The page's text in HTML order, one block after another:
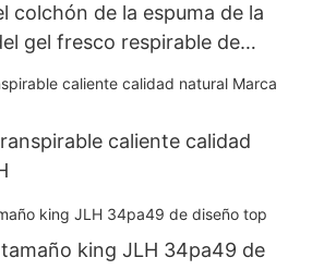
colchón de la espuma de la
gel fresco respirable de
de la espuma de la memoria
caliente calidad
king JLH 34pa49 de